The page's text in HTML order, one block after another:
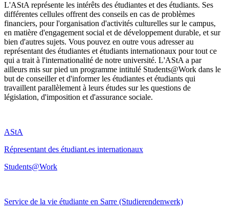
L'AStA représente les intérêts des étudiantes et des étudiants. Ses
différentes cellules offrent des conseils en cas de problèmes
financiers, pour l'organisation d'activités culturelles sur le campus,
en matière d'engagement social et de développement durable, et sur
bien d'autres sujets. Vous pouvez en outre vous adresser au
représentant des étudiantes et étudiants internationaux pour tout ce
qui a trait à l'internationalité de notre université. L'AStA a par
ailleurs mis sur pied un programme intitulé Students@Work dans le
but de conseiller et d'informer les étudiantes et étudiants qui
travaillent parallèlement à leurs études sur les questions de
législation, d'imposition et d'assurance sociale.
AStA
Répresentant des étudiant.es internationaux
Students@Work
Service de la vie étudiante en Sarre (Studierendenwerk)